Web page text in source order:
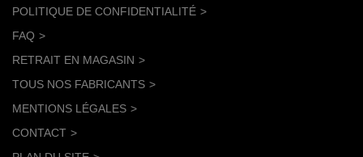
POLITIQUE DE CONFIDENTIALITÉ
FAQ
RETRAIT EN MAGASIN
TOUS NOS FABRICANTS
MENTIONS LÉGALES
CONTACT